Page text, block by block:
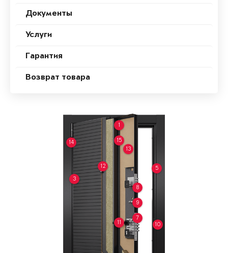
Документы
Услуги
Гарантия
Возврат товара
1
3
5
7
8
9
10
11
12
13
14 15